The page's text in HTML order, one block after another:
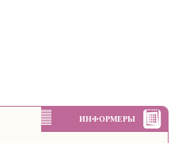
ИНФОРМЕРЫ